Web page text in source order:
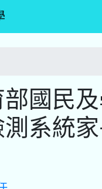
部國民
系統家